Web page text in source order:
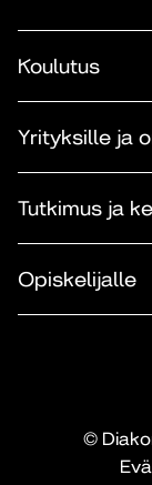
Koulutus
Yrityksille ja
Tutkimus ja
Opiskelijalle
©